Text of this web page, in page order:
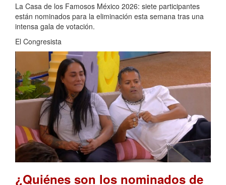
La Casa de los Famosos México 2026: siete participantes
están nominados para la eliminación esta semana tras una
intensa gala de votación.
El Congresista
¿Quiénes son los nominados de